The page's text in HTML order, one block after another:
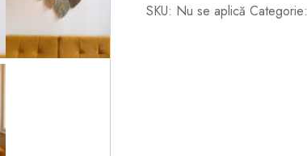
SKU: Nu se aplică Categorie: